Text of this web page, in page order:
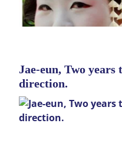
Jae-eun, Two
direction.